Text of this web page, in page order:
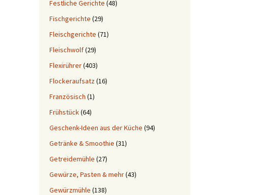
Festliche Gerichte (48)
Fischgerichte (29)
Fleischgerichte (71)
Fleischwolf(29)
Flexirührer(403)
Flockeraufsatz(16)
Französisch (1)
Frühstück(64)
Geschenk-Ideen aus der Küche (94)
Getränke & Smoothie (31)
Getreidemühle (27)
Gewürze, Pasten & mehr(43)
Gewürzmühle (138)